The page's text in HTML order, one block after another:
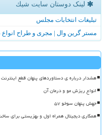
لینک دوستان سایت شیك
تبلیغات انتخابات مجلس
مستر گرین وال | مجری و طراح انواع
هشدار درباره ی دستاوردهای پنهان قطع
انواع ریزش مو و درمان آن
جهش پنهان سوخو ۵۷
همکاری دیجیتال همراه اول و بهزیستی برای